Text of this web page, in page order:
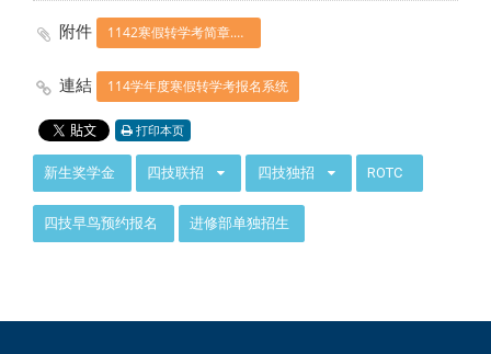
附件 1142寒假转学考简章.pdf
連結 114学年度寒假转学考报名系统
打印本页
新生奖学金 四技联招 四技独招 ROTC
四技早鸟预约报名 进修部单独招生